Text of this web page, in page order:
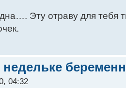
Эту отраву для
недельке
04:32